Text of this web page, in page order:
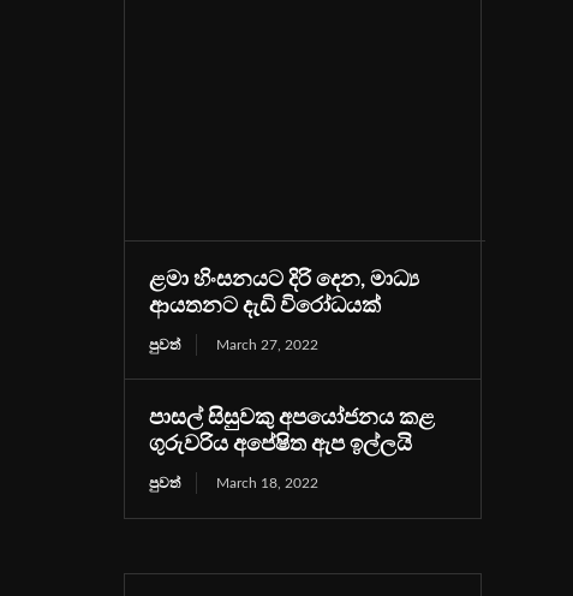
ළමා හිංසනයට දිරි දෙන, මාධ්‍ය
ආයතනට දැඩි විරෝධයක්
පුවත් March 27, 2022
පාසල් සිසුවකු අපයෝජනය කළ
ගුරුවරිය අපේෂිත ඇප ඉල්ලයි
පුවත් March 18, 2022